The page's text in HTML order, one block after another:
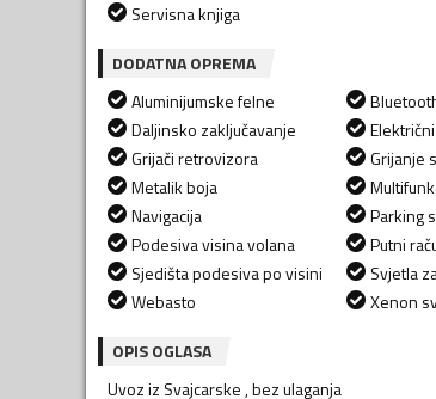
Servisna knjiga
DODATNA OPREMA
Aluminijumske felne
Daljinsko zaključavanje
Grijači retrovizora
Metalik boja
Navigacija
Podesiva visina volana
Sjedišta podesiva po visini
Webasto
Grijanje
Parking
Putni
Svjetla
Xenon
OPIS OGLASA
Uvoz iz Svajcarske , bez ulaganja